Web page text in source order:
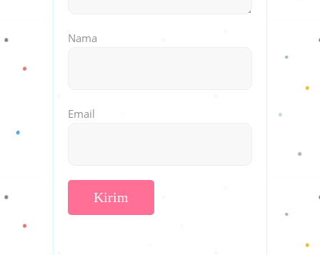
Nama
Email